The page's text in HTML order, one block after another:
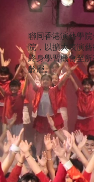
聯同香港演藝學院
院，以擴大表演藝
終身學習機會至
齡層。